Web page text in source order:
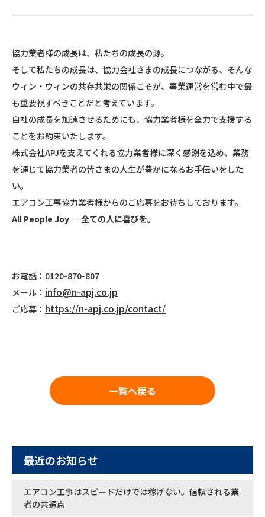
協力業者様の成長は、私たちの成長の源。
そして私たちの成長は、協力会社さまの成長につながる、そんな
ウィン・ウィンの共存共栄の関係こそが、事業運営を営む中で最
も重要視すべきことだと考えています。
自社の成長を加速させるためにも、協力業者様を全力で支援する
ことをお約束いたします。
株式会社APJを支えてくれる協力業者様に深く感謝を込め、業務
を通じて協力業者の皆さまの人生が豊かになるお手伝いをした
い。
エアコン工事協力業者様からのご応募をお待ちしております。
All People Joy ― 全ての人に喜びを。
お電話：0120-870-807
メール： info@n-apj.co.jp
ご応募： https://n-apj.co.jp/contact/
一覧へ戻る
最近のお知らせ
エアコン工事はスピードだけでは稼げない。信頼される業
者の共通点